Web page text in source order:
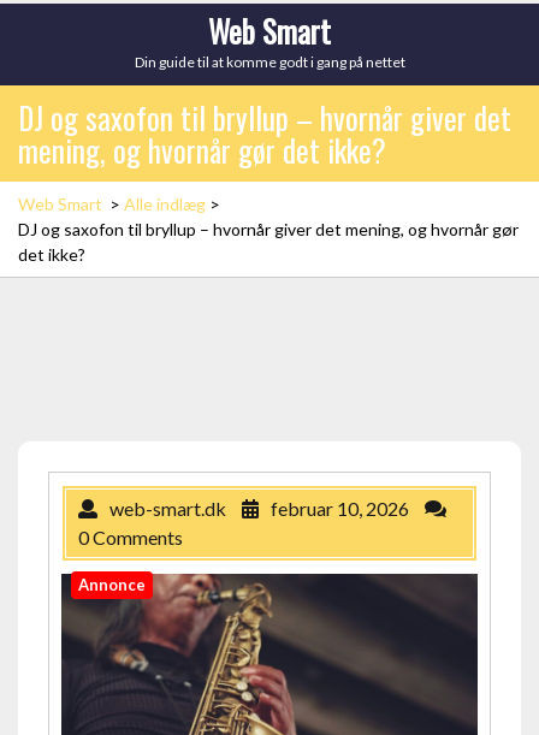
Web Smart
Din guide til at komme godt i gang på nettet
DJ og saxofon til bryllup – hvornår giver det
mening, og hvornår gør det ikke?
Web Smart > Alle indlæg >
DJ og saxofon til bryllup – hvornår giver det mening, og hvornår gør
det ikke?
web-smart.dk
februar 10, 2026
0 Comments
Annonce